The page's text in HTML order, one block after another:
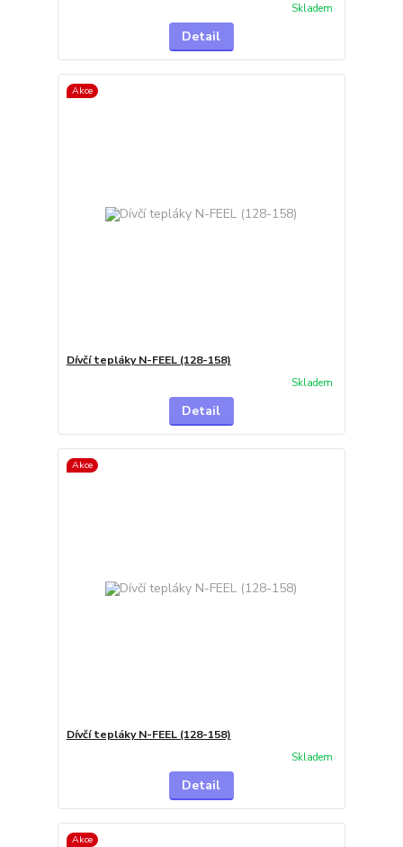
Skladem
Detail
Akce
Dívčí tepláky N-FEEL (128-158)
Skladem
Detail
Akce
Dívčí tepláky N-FEEL (128-158)
Skladem
Detail
Akce